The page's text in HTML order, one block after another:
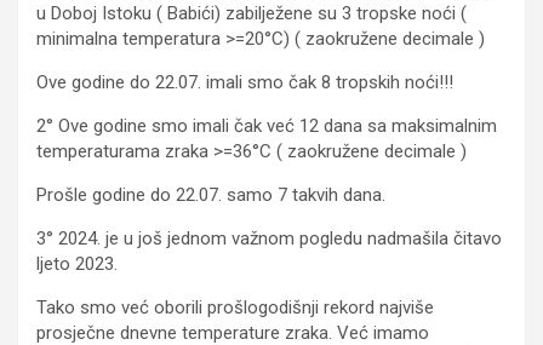
u Doboj Istoku ( Babići) zabilježene su 3 tropske noći (
minimalna temperatura >=20°C) ( zaokružene decimale )
Ove godine do 22.07. imali smo čak 8 tropskih noći!!!
2° Ove godine smo imali čak već 12 dana sa maksimalnim
temperaturama zraka >=36°C ( zaokružene decimale )
Prošle godine do 22.07. samo 7 takvih dana.
3° 2024. je u još jednom važnom pogledu nadmašila čitavo
ljeto 2023.
Tako smo već oborili prošlogodišnji rekord najviše
prosječne dnevne temperature zraka. Već imamo